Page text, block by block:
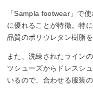
「Sampla footwear」で
に優れることが特徴。特
品質のポリウレタン樹脂
また、洗練されたライン
ツシューズからドレスシ
いるので、合わせる服装